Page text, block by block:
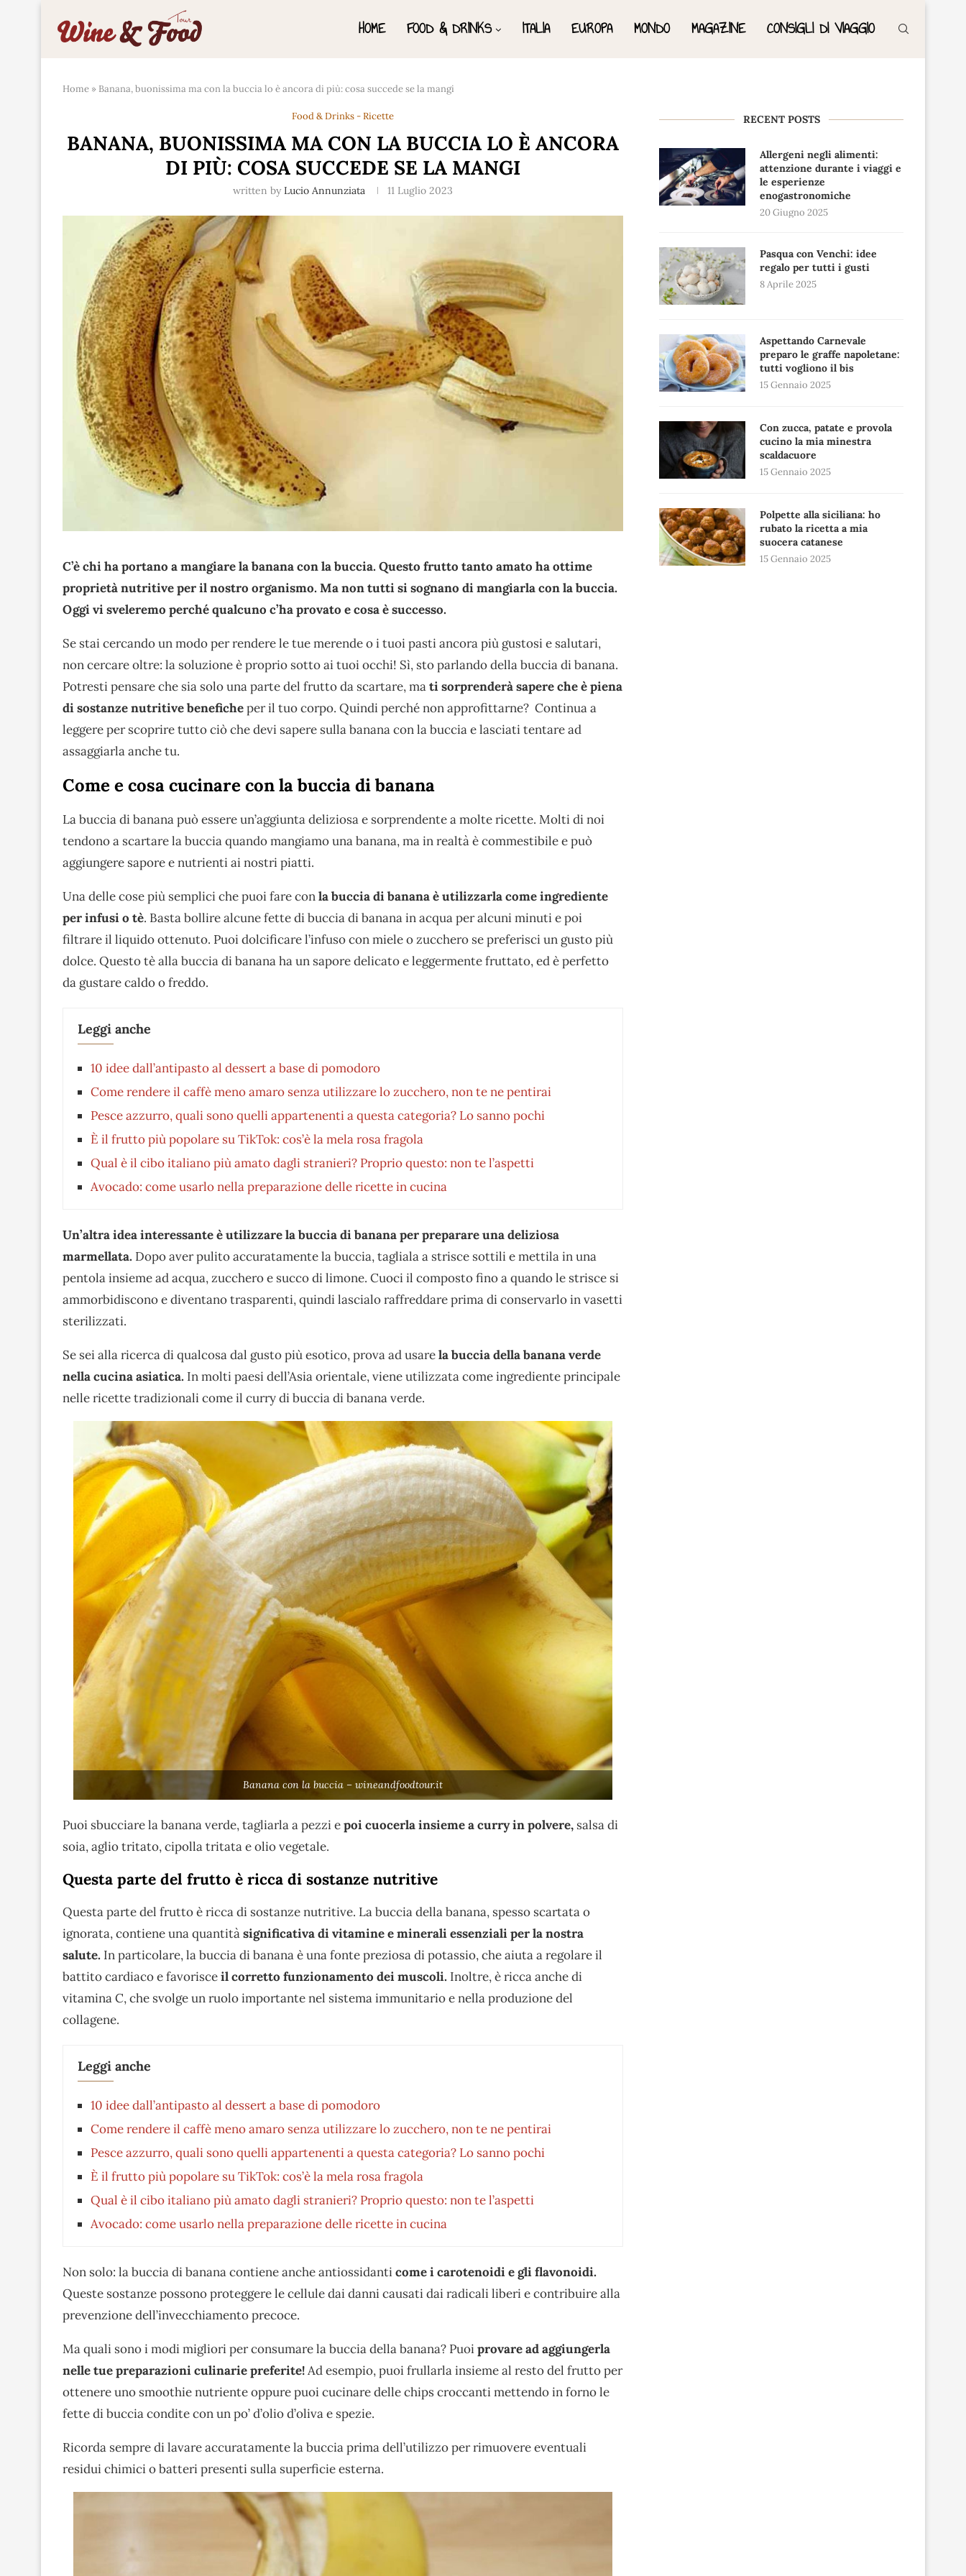
HOME FOOD & DRINKS ITALIA EUROPA MONDO MAGAZINE CONSIGLI DI VIAGGIO
Home » Banana, buonissima ma con la buccia lo è ancora di più: cosa succede se la mangi
Food & Drinks - Ricette
BANANA, BUONISSIMA MA CON LA BUCCIA LO È ANCORA
DI PIÙ: COSA SUCCEDE SE LA MANGI
written by Lucio Annunziata 11 Luglio 2023
C’è chi ha portano a mangiare la banana con la buccia. Questo frutto tanto amato ha ottime
proprietà nutritive per il nostro organismo. Ma non tutti si sognano di mangiarla con la buccia.
Oggi vi sveleremo perché qualcuno c’ha provato e cosa è successo.
Se stai cercando un modo per rendere le tue merende o i tuoi pasti ancora più gustosi e salutari,
non cercare oltre: la soluzione è proprio sotto ai tuoi occhi! Sì, sto parlando della buccia di banana.
Potresti pensare che sia solo una parte del frutto da scartare, mati sorprenderà sapere che è piena
di sostanze nutritive beneficheper il tuo corpo. Quindi perché non approfittarne? Continua a
leggere per scoprire tutto ciò che devi sapere sulla banana con la buccia e lasciati tentare ad
assaggiarla anche tu.
Come e cosa cucinare con la buccia di banana
La buccia di banana può essere un’aggiunta deliziosa e sorprendente a molte ricette. Molti di noi
tendono a scartare la buccia quando mangiamo una banana, ma in realtà è commestibile e può
aggiungere sapore e nutrienti ai nostri piatti.
Una delle cose più semplici che puoi fare conla buccia di banana è utilizzarla come ingrediente
per infusi o tè. Basta bollire alcune fette di buccia di banana in acqua per alcuni minuti e poi
filtrare il liquido ottenuto. Puoi dolcificare l’infuso con miele o zucchero se preferisci un gusto più
dolce. Questo tè alla buccia di banana ha un sapore delicato e leggermente fruttato, ed è perfetto
da gustare caldo o freddo.
Leggi anche
10 idee dall’antipasto al dessert a base di pomodoro
Come rendere il caffè meno amaro senza utilizzare lo zucchero, non te ne pentirai
Pesce azzurro, quali sono quelli appartenenti a questa categoria? Lo sanno pochi
È il frutto più popolare su TikTok: cos’è la mela rosa fragola
Qual è il cibo italiano più amato dagli stranieri? Proprio questo: non te l’aspetti
Avocado: come usarlo nella preparazione delle ricette in cucina
Un’altra idea interessante è utilizzare la buccia di banana per preparare una deliziosa
marmellata. Dopo aver pulito accuratamente la buccia, tagliala a strisce sottili e mettila in una
pentola insieme ad acqua, zucchero e succo di limone. Cuoci il composto fino a quando le strisce si
ammorbidiscono e diventano trasparenti, quindi lascialo raffreddare prima di conservarlo in vasetti
sterilizzati.
Se sei alla ricerca di qualcosa dal gusto più esotico, prova ad usarela buccia della banana verde
nella cucina asiatica. In molti paesi dell’Asia orientale, viene utilizzata come ingrediente principale
nelle ricette tradizionali come il curry di buccia di banana verde.
Banana con la buccia – wineandfoodtour.it
Puoi sbucciare la banana verde, tagliarla a pezzi epoi cuocerla insieme a curry in polvere, salsa di
soia, aglio tritato, cipolla tritata e olio vegetale.
Questa parte del frutto è ricca di sostanze nutritive
Questa parte del frutto è ricca di sostanze nutritive. La buccia della banana, spesso scartata o
ignorata, contiene una quantitàsignificativa di vitamine e minerali essenziali per la nostra
salute. In particolare, la buccia di banana è una fonte preziosa di potassio, che aiuta a regolare il
battito cardiaco e favorisceil corretto funzionamento dei muscoli. Inoltre, è ricca anche di
vitamina C, che svolge un ruolo importante nel sistema immunitario e nella produzione del
collagene.
Leggi anche
10 idee dall’antipasto al dessert a base di pomodoro
Come rendere il caffè meno amaro senza utilizzare lo zucchero, non te ne pentirai
Pesce azzurro, quali sono quelli appartenenti a questa categoria? Lo sanno pochi
È il frutto più popolare su TikTok: cos’è la mela rosa fragola
Qual è il cibo italiano più amato dagli stranieri? Proprio questo: non te l’aspetti
Avocado: come usarlo nella preparazione delle ricette in cucina
Non solo: la buccia di banana contiene anche antiossidanticome i carotenoidi e gli flavonoidi.
Queste sostanze possono proteggere le cellule dai danni causati dai radicali liberi e contribuire alla
prevenzione dell’invecchiamento precoce.
Ma quali sono i modi migliori per consumare la buccia della banana? Puoiprovare ad aggiungerla
nelle tue preparazioni culinarie preferite!Ad esempio, puoi frullarla insieme al resto del frutto per
ottenere uno smoothie nutriente oppure puoi cucinare delle chips croccanti mettendo in forno le
fette di buccia condite con un po’ d’olio d’oliva e spezie.
Ricorda sempre di lavare accuratamente la buccia prima dell’utilizzo per rimuovere eventuali
residui chimici o batteri presenti sulla superficie esterna.
RECENT POSTS
Allergeni negli alimenti:
attenzione durante i viaggi e
le esperienze
enogastronomiche
20 Giugno 2025
Pasqua con Venchi: idee
regalo per tutti i gusti
8 Aprile 2025
Aspettando Carnevale
preparo le graffe napoletane:
tutti vogliono il bis
15 Gennaio 2025
Con zucca, patate e provola
cucino la mia minestra
scaldacuore
15 Gennaio 2025
Polpette alla siciliana: ho
rubato la ricetta a mia
suocera catanese
15 Gennaio 2025